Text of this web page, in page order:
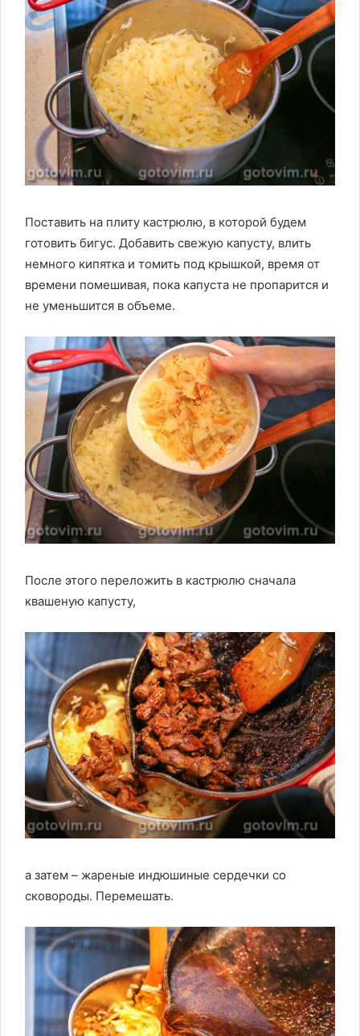
Поставить на плиту кастрюлю, в которой будем
готовить бигус. Добавить свежую капусту, влить
немного кипятка и томить под крышкой, время от
времени помешивая, пока капуста не пропарится и
не уменьшится в объеме.
После этого переложить в кастрюлю сначала
квашеную капусту,
а затем – жареные индюшиные сердечки со
сковороды. Перемешать.